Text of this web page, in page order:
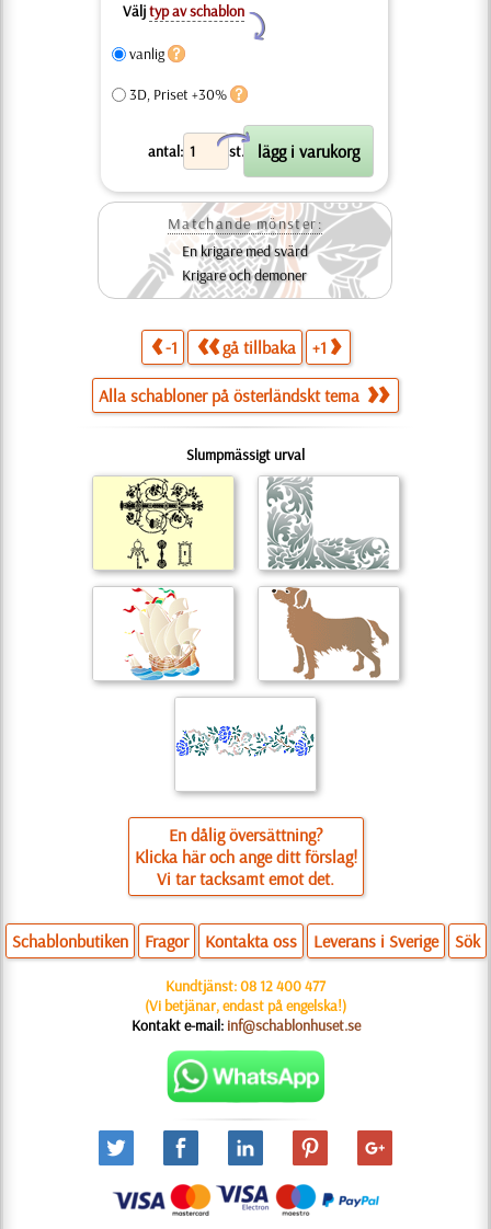
Väljtyp av schablon
Y
vanlig
3D, Priset +30%
antal: st.
X
Matchande mönster:
En krigare med svärd
Krigare och demoner
-1 gå tillbaka +1
Alla schabloner på österländskt tema
Slumpmässigt urval
En dålig översättning?
Klicka här och ange ditt förslag!
Vi tar tacksamt emot det.
Schablonbutiken Fragor Kontakta oss Leverans i Sverige Sök
Kundtjänst:08 12 400 477
(Vi betjänar, endast på engelska!)
Kontakt e-mail: inf@schablonhuset.se